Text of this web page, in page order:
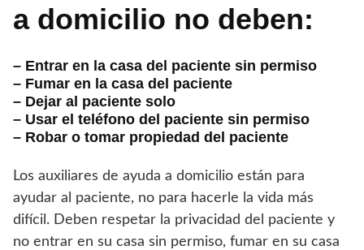
a domicilio no deben:
– Entrar en la casa del paciente sin permiso
– Fumar en la casa del paciente
– Dejar al paciente solo
– Usar el teléfono del paciente sin permiso
– Robar o tomar propiedad del paciente
Los auxiliares de ayuda a domicilio están para
ayudar al paciente, no para hacerle la vida más
difícil. Deben respetar la privacidad del paciente y
no entrar en su casa sin permiso, fumar en su casa